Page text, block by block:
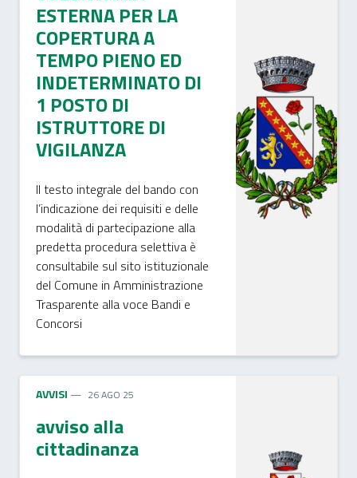
ESTERNA PER LA
COPERTURA A
TEMPO PIENO ED
INDETERMINATO DI
1 POSTO DI
ISTRUTTORE DI
VIGILANZA
Il testo integrale del bando con
l’indicazione dei requisiti e delle
modalità di partecipazione alla
predetta procedura selettiva è
consultabile sul sito istituzionale
del Comune in Amministrazione
Trasparente alla voce Bandi e
Concorsi
AVVISI 26 AGO 25
avviso alla
cittadinanza